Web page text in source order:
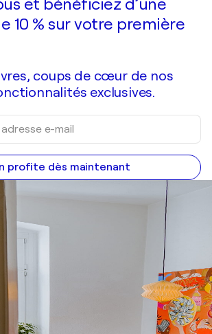
et bénéficiez d’une
10 % sur votre première
coups de cœur de nos
exclusives.
profite dès maintenant